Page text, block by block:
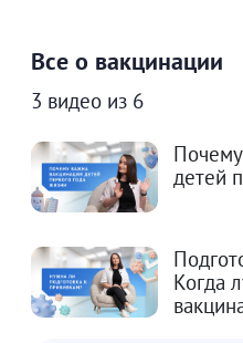
Все о вакцинации
3 видео из 6
детей
Когда